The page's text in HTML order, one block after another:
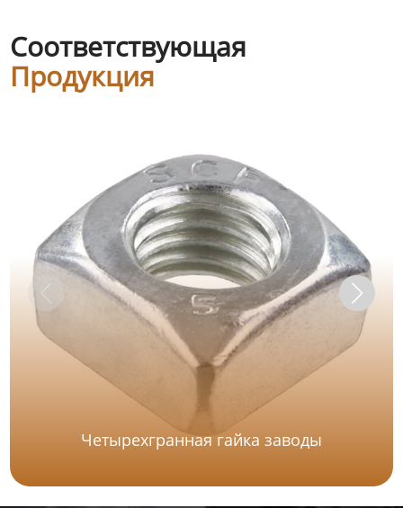
Соответствующая
Продукция
Четырехгранная гайка заводы